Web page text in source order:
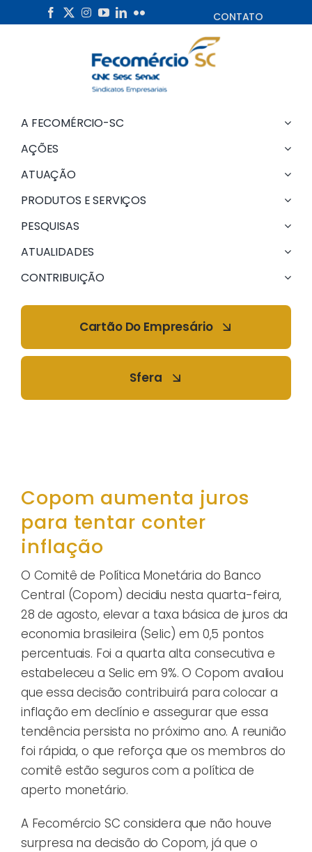
to
CONTATO
A FECOMÉRCIO-SC
AÇÕES
ATUAÇÃO
PRODUTOS E SERVIÇOS
PESQUISAS
ATUALIDADES
CONTRIBUIÇÃO
Cartão Do Empresário
Sfera
Copom aumenta juros
para tentar conter
inflação
O Comitê de Política Monetária do Banco
Central (Copom) decidiu nesta quarta-feira,
28 de agosto, elevar a taxa básica de juros da
economia brasileira (Selic) em 0,5 pontos
percentuais. Foi a quarta alta consecutiva e
estabeleceu a Selic em 9%. O Copom avaliou
que essa decisão contribuirá para colocar a
inflação em declínio e assegurar que essa
tendência persista no próximo ano. A reunião
foi rápida, o que reforça que os membros do
comitê estão seguros com a política de
aperto monetário.
A Fecomércio SC considera que não houve
surpresa na decisão do Copom, já que o